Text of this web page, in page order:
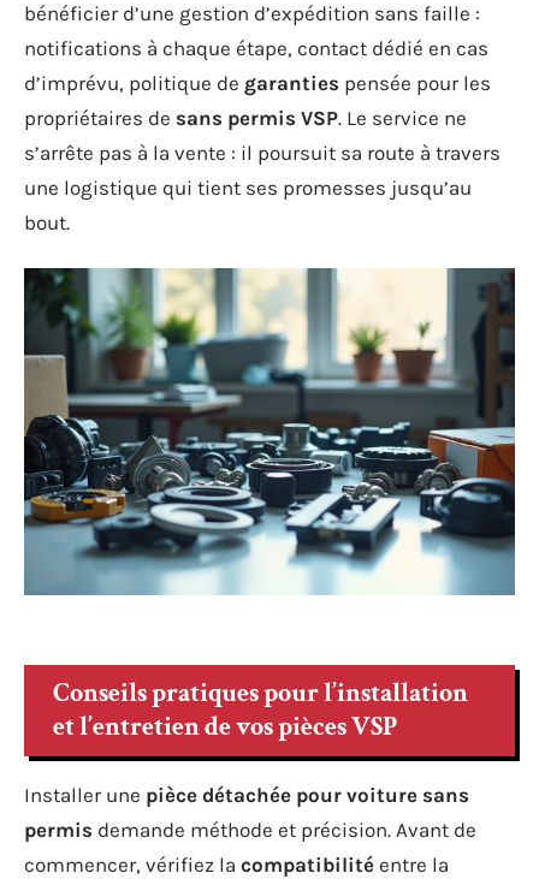
bénéficier d’une gestion d’expédition sans faille :
notifications à chaque étape, contact dédié en cas
d’imprévu, politique de garanties pensée pour les
propriétaires de sans permis VSP. Le service ne
s’arrête pas à la vente : il poursuit sa route à travers
une logistique qui tient ses promesses jusqu’au
bout.
Conseils pratiques pour l’installation
et l’entretien de vos pièces VSP
Installer une pièce détachée pour voiture sans
permis demande méthode et précision. Avant de
commencer, vérifiez la compatibilité entre la